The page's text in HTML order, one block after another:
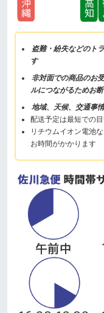
盗難・紛失などのト
す
非対面での商品のお
ルにつながるためお
地域、天候、交通事
配送予定は最短での
リチウムイオン電池
お時間がかかります